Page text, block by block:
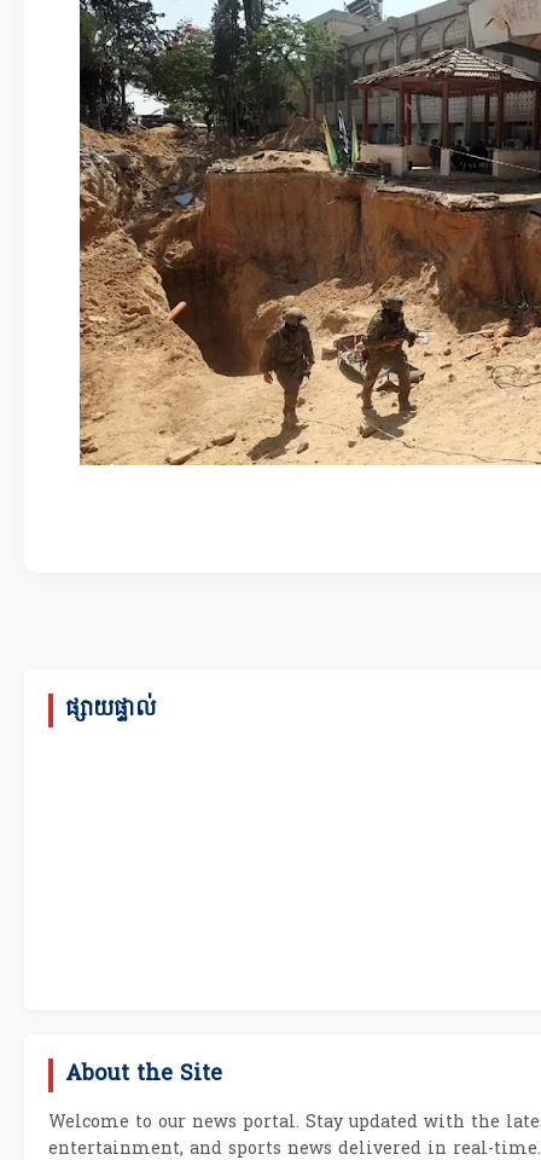
ផ្សាយផ្ទាល់
About the Site
Welcome to our news portal. Stay updated with the
entertainment, and sports news delivered in real-time.